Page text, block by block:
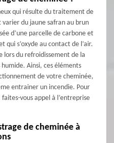
qui résulte du traitement de
varier du jaune safran au brun
d’une parcelle de carbone et
qui s’oxyde au contact de l’air.
lors du refroidissement de la
Ainsi, ces éléments
de votre cheminée,
entrainer un incendie. Pour
vous appel à l’entreprise
de cheminée à